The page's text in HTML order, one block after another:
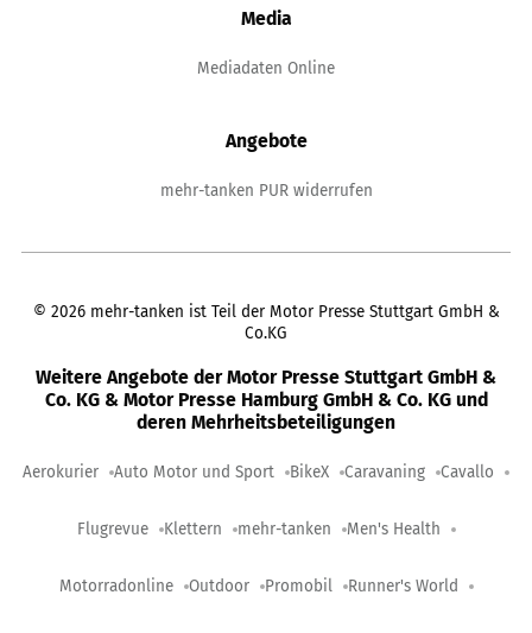
Media
Mediadaten Online
Angebote
mehr-tanken PUR widerrufen
© 2026 mehr-tanken ist Teil der Motor Presse Stuttgart GmbH &
Co.KG
Weitere Angebote der Motor Presse Stuttgart GmbH &
Co. KG & Motor Presse Hamburg GmbH & Co. KG und
deren Mehrheitsbeteiligungen
Aerokurier Auto Motor und Sport BikeX Caravaning Cavallo
Flugrevue Klettern mehr-tanken Men's Health
Motorradonline Outdoor Promobil Runner's World